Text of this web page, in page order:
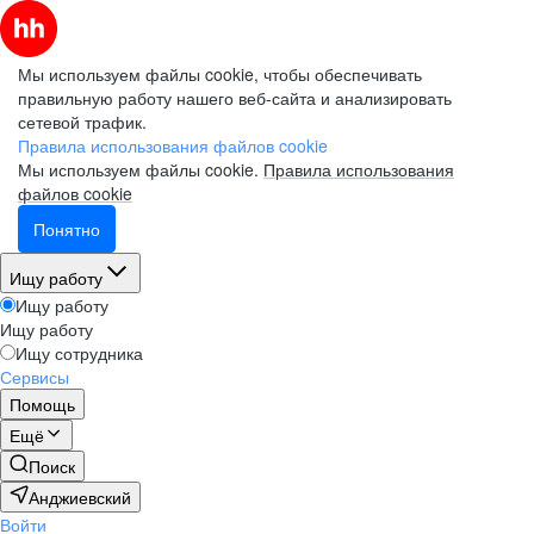
Мы используем файлы cookie, чтобы обеспечивать
правильную работу нашего веб-сайта и анализировать
сетевой трафик.
Правила использования файлов cookie
Мы используем файлы cookie. Правила использования
файлов cookie
Понятно
Ищу работу
Ищу работу
Ищу работу
Ищу сотрудника
Сервисы
Помощь
Ещё
Поиск
Анджиевский
Войти